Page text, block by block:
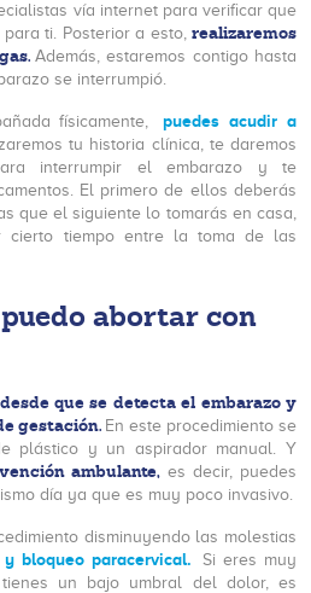
vía internet para verificar que
ti. Posterior a esto, realizaremos
Además, estaremos contigo hasta
se interrumpió.
físicamente,
puedes acudir a
tu historia clínica, te daremos
interrumpir el embarazo y te
El primero de ellos deberás
que el siguiente lo tomarás en casa,
cierto tiempo entre la toma de las
abortar con
desde que se detecta el embarazo y
gestación. En este procedimiento se
plástico y un aspirador manual. Y
ambulante, es decir, puedes
día ya que es muy poco invasivo.
disminuyendo las molestias
bloqueo paracervical.
Si eres muy
un bajo umbral del dolor, es